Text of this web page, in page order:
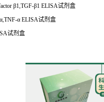
β1,TGF-β1 ELISA试剂盒
α,TNF-α ELISA试剂盒
试剂盒